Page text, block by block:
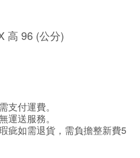
高 96 (公分)
支付運費。
運送服務。
疵如需退貨，需負擔整新費5